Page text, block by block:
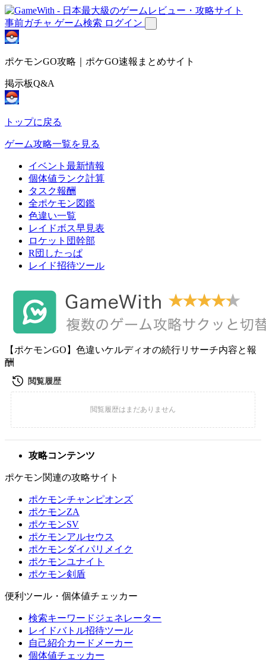
事前ガチャ ゲーム検索 ログイン
ポケモンGO攻略｜ポケGO速報まとめサイト
掲示板Q&A
トップに戻る
ゲーム攻略一覧を見る
イベント最新情報
個体値ランク計算
タスク報酬
全ポケモン図鑑
色違い一覧
レイドボス早見表
ロケット団幹部
R団したっぱ
レイド招待ツール
【ポケモンGO】色違いケルディオの続行リサーチ内容と報
酬
攻略コンテンツ
ポケモン関連の攻略サイト
ポケモンチャンピオンズ
ポケモンZA
ポケモンSV
ポケモンアルセウス
ポケモンダイパリメイク
ポケモンユナイト
ポケモン剣盾
便利ツール・個体値チェッカー
検索キーワードジェネレーター
レイドバトル招待ツール
自己紹介カードメーカー
個体値チェッカー